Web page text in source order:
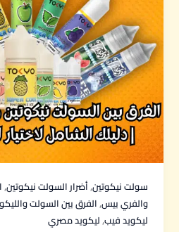
سولت نيكوتين,أضرار السولت نيكوتين,
والفري بيس,الفرق بين السولت
ليكويد فيب,ليكويد مصري